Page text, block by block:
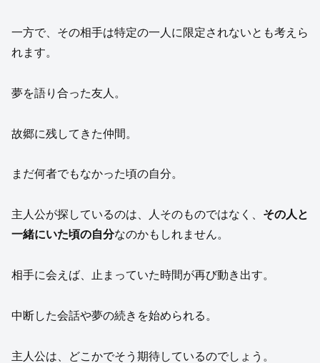
一方で、その相手は特定の一人に限定されないとも考えら
れます。
夢を語り合った友人。
故郷に残してきた仲間。
まだ何者でもなかった頃の自分。
主人公が探しているのは、人そのものではなく、 その人と
一緒にいた頃の自分なのかもしれません。
相手に会えば、止まっていた時間が再び動き出す。
中断した会話や夢の続きを始められる。
主人公は、どこかでそう期待しているのでしょう。